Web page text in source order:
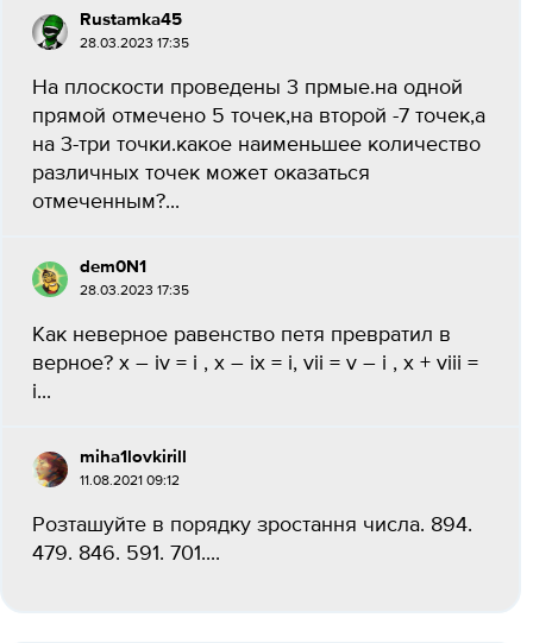
Rustamka45
28.03.2023 17:35
На плоскости проведены 3 прмые.на одной
прямой отмечено 5 точек,на второй -7 точек,а
на 3-три точки.какое наименьшее количество
различных точек может оказаться
отмеченным?...
dem0N1
28.03.2023 17:35
Как неверное равенство петя превратил в
верное? x – iv = i , x – ix = i, vii = v – i , x + viii =
i...
miha1lovkirill
11.08.2021 09:12
Розташуйте в порядку зростання числа. 894.
479. 846. 591. 701....